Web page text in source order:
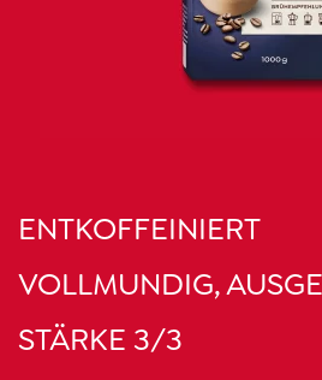
ENTKOFFEINIERT
VOLLMUNDIG,
STÄRKE 3/3